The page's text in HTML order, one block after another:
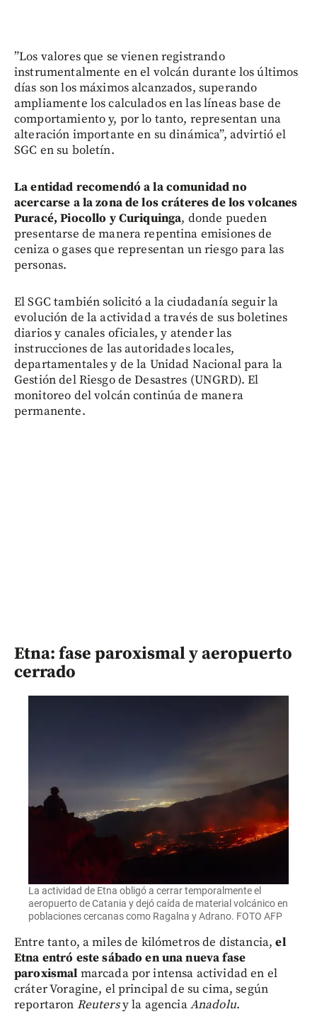
”Los valores que se vienen registrando
instrumentalmente en el volcán durante los últimos
días son los máximos alcanzados, superando
ampliamente los calculados en las líneas base de
comportamiento y, por lo tanto, representan una
alteración importante en su dinámica”, advirtió el
SGC en su boletín.
La entidad recomendó a la comunidad no
acercarse a la zona de los cráteres de los volcanes
Puracé, Piocollo y Curiquinga, donde pueden
presentarse de manera repentina emisiones de
ceniza o gases que representan un riesgo para las
personas.
El SGC también solicitó a la ciudadanía seguir la
evolución de la actividad a través de sus boletines
diarios y canales oficiales, y atender las
instrucciones de las autoridades locales,
departamentales y de la Unidad Nacional para la
Gestión del Riesgo de Desastres (UNGRD). El
monitoreo del volcán continúa de manera
permanente.
Etna: fase paroxismal y aeropuerto
cerrado
La actividad de Etna obligó a cerrar temporalmente el
aeropuerto de Catania y dejó caída de material volcánico en
poblaciones cercanas como Ragalna y Adrano. FOTO AFP
Entre tanto, a miles de kilómetros de distancia,el
Etna entró este sábado en una nueva fase
paroxismal marcada por intensa actividad en el
cráter Voragine, el principal de su cima, según
reportaron Reutersy la agenciaAnadolu.